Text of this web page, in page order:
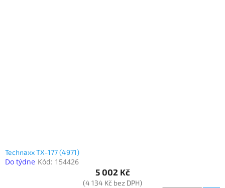
Technaxx TX-177 (4971)
Do týdne Kód: 154426
5 002 Kč
(4 134 Kč bez DPH)